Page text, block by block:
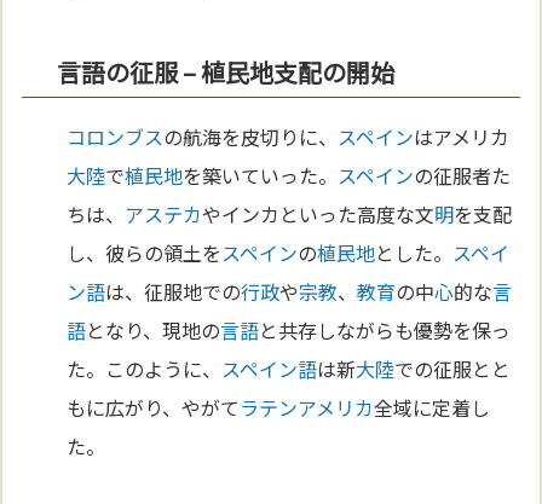
言語の征服 – 植民地支配の開始
コロンブスの航海を皮切りに、 スペインはアメリカ
大陸で植民地を築いていった。 スペインの征服者た
ちは、 アステカやインカといった高度な文明を支配
し、彼らの領土をスペインの植民地とした。 スペイ
ン語は、征服地での行政や宗教、教育の中心的な言
語となり、現地の言語と共存しながらも優勢を保っ
た。このように、 スペイン語は新大陸での征服とと
もに広がり、やがてラテンアメリカ全域に定着し
た。